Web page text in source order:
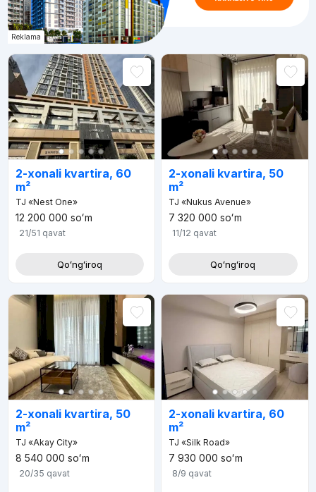
Reklama
2-xonali kvartira, 60
m²
TJ «Nest One»
12 200 000 soʻm
21/51 qavat
Qoʻngʻiroq
2-xonali kvartira, 50
m²
TJ «Nukus Avenue»
7 320 000 soʻm
11/12 qavat
Qoʻngʻiroq
2-xonali kvartira, 50
m²
TJ «Akay City»
8 540 000 soʻm
20/35 qavat
2-xonali kvartira, 60
m²
TJ «Silk Road»
7 930 000 soʻm
8/9 qavat